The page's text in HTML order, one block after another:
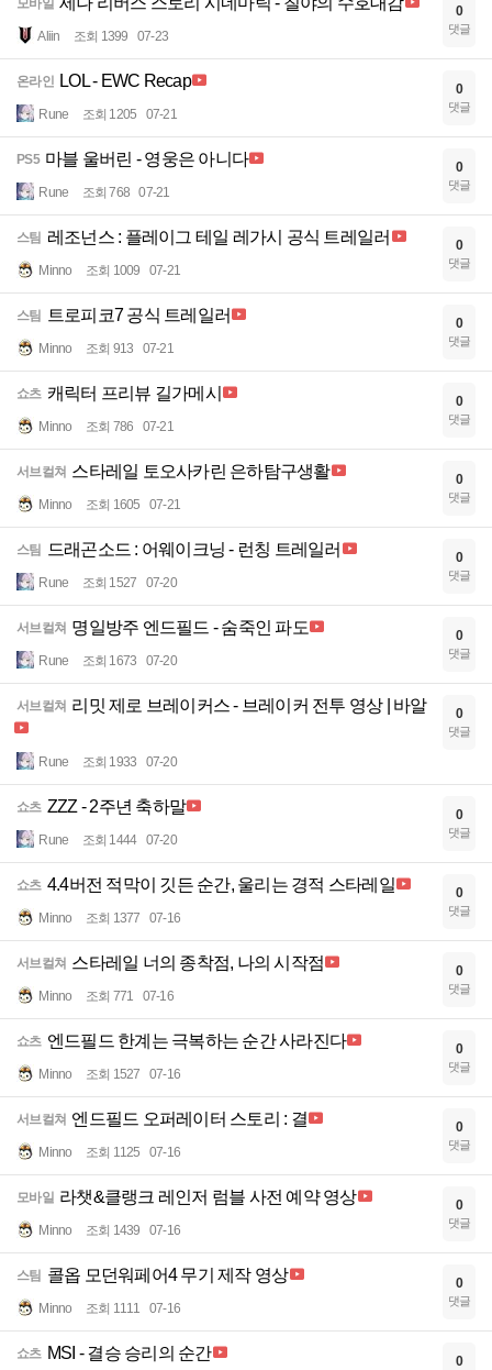
모바일
Aliin 조회 1399 07-23
0
댓글
온라인 LOL - EWC Recap
Rune 조회 1205 07-21
0
댓글
PS5 마블 울버린 - 영웅은 아니다
Rune 조회 768 07-21
0
댓글
스팀 레조넌스 : 플레이그 테일 레가시 공식 트레일러
Minno 조회 1009 07-21
0
댓글
스팀 트로피코7 공식 트레일러
Minno 조회 913 07-21
0
댓글
쇼츠 캐릭터 프리뷰 길가메시
Minno 조회 786 07-21
0
댓글
서브컬쳐 스타레일 토오사카린 은하탐구생활
Minno 조회 1605 07-21
0
댓글
스팀 드래곤소드 : 어웨이크닝 - 런칭 트레일러
Rune 조회 1527 07-20
0
댓글
서브컬쳐 명일방주 엔드필드 - 숨죽인 파도
Rune 조회 1673 07-20
0
댓글
서브컬쳐 리밋 제로 브레이커스 - 브레이커 전투 영상 | 바알
Rune 조회 1933 07-20
0
댓글
쇼츠 ZZZ - 2주년 축하말
Rune 조회 1444 07-20
0
댓글
쇼츠 4.4버전 적막이 깃든 순간, 울리는 경적 스타레일
Minno 조회 1377 07-16
0
댓글
서브컬쳐 스타레일 너의 종착점, 나의 시작점
Minno 조회 771 07-16
0
댓글
쇼츠 엔드필드 한계는 극복하는 순간 사라진다
Minno 조회 1527 07-16
0
댓글
서브컬쳐 엔드필드 오퍼레이터 스토리 : 결
Minno 조회 1125 07-16
0
댓글
모바일 라챗&클랭크 레인저 럼블 사전 예약 영상
Minno 조회 1439 07-16
0
댓글
스팀 콜옵 모던워페어4 무기 제작 영상
Minno 조회 1111 07-16
0
댓글
쇼츠 MSI - 결승 승리의 순간 0